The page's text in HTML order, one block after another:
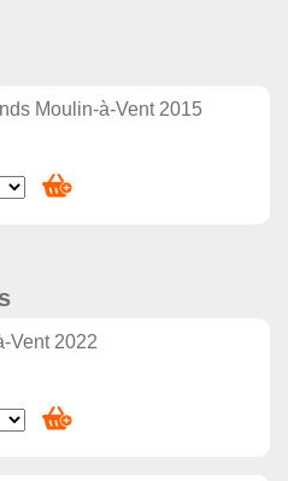
Moulin-à-Vent 2015
Vent 2022